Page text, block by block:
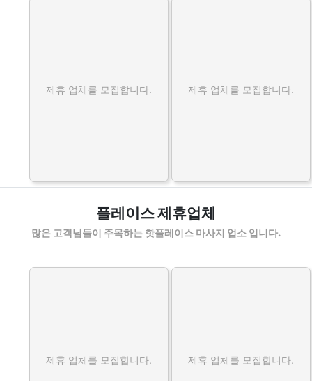
제휴 업체를 모집합니다. 제휴 업체를 모집합니다.
플레이스 제휴업체
많은 고객님들이 주목하는 핫플레이스 마사지 업소 입니다.
제휴 업체를 모집합니다. 제휴 업체를 모집합니다.